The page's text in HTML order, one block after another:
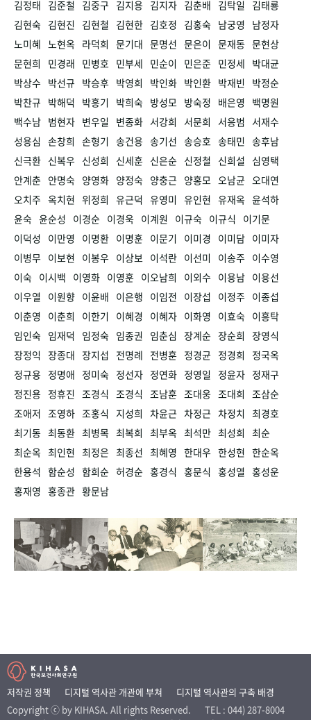
김정태 김준철 김중구 김지용 김지자 김춘배 김탁일
김태룡
김현숙 김현진 김현철 김현한 김호정 김홍숙 남궁영
남정자
노미혜 노현옥 라덕희 문기대 문명선 문은이 문재동 문현상
문현희
민경래 민병호 민부세 민순이 민은준 민정세 박대균
박상수 박선규 박승후 박영희 박인화 박인환 박재빈
박정순
박찬규 박해덕 박흥기 박희숙 방성모 방숙정 배은영
백명원
백수남 범현자 변우일 변종화 서강희 서문희 서응범
서재수
성용심 손창희 손형기 송건용 송기선 송승호 송태민 송후남
신극환 신복우 신성희 신세훈 신은순 신정철 신희설
심영택
안계춘 안명숙 양영화 양정숙 양충근 양홍모 오남균 오대연
오치주 옥치현 위정희 유근덕 유영미 유인현 유재옥 윤석하
윤숙 윤순성 이경순 이경욱 이계원 이규숙 이규식
이기문
이덕성
이만영 이명환 이명훈 이문기 이미경 이미담 이미자
이병무 이보현 이봉우 이상보 이석란 이선미 이송주 이수영
이숙 이시백 이영화 이영훈 이오남희 이외수 이용남 이용선
이우열
이원향 이윤배 이은행 이임전 이장섭 이정주 이종섭
이춘영
이춘희 이한기 이혜경 이혜자 이화영 이효숙 이흥탁
임인숙 임재덕 임정숙 임종권 임춘심 장계순 장순희 장영식
장정익 장종대 장지섭 전명례 전병훈 정경균 정경희
정국옥
정규용 정명애 정미숙 정선자 정연화 정영일 정윤자 정재구
정진용 정휴진 조경식 조경식 조남훈 조대웅 조대희 조삼순
조애저 조영하 조홍식 지성희 차윤근 차정근 차정치 최경호
최기동 최동환 최병목 최복희 최부옥 최석만 최성희 최순
최순옥 최인현 최정은 최종선 최혜영 한대우 한성현 한순옥
한용석 함순성 함희순 허경순 홍경식 홍문식 홍성열 홍성운
홍재영 홍종관 황문남
저작권 정책 디지털 역사관 개관에 부쳐
디지털 역사관의 구축 배경
Copyright ⓒ by KIHASA. All rights Reserved.
TEL : 044) 287-8004